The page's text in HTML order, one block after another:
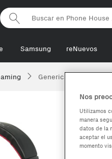
Samsung reNuevos
Generica Konix
Nos
Utilizamos
manera
datos de la
aceptar el
momento